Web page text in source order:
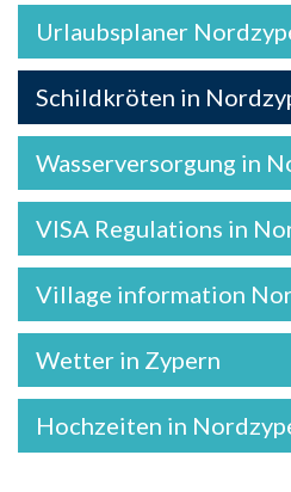
Urlaubsplaner
Schildkröten in
Wasserversorgung in
VISA Regulations in
Village information
Wetter in Zypern
Hochzeiten in